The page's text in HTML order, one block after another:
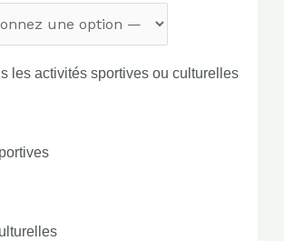
les activités sportives ou culturelles